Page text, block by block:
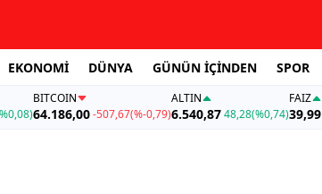
EKONOMİ DÜNYA GÜNÜN İÇİNDEN SPOR
BITCOIN
64.186,00-507,67(%-0,79)
ALTIN
6.540,8748,28(%0,74)
FAİZ
39,99